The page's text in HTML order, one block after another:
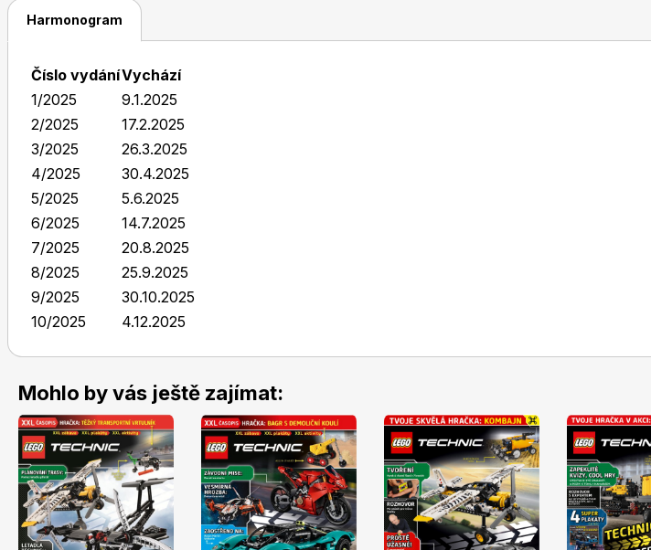
Harmonogram
Číslo vydáníVychází
1/2025
9.1.2025
2/2025
17.2.2025
3/2025
26.3.2025
4/2025
30.4.2025
5/2025
5.6.2025
6/2025
14.7.2025
7/2025
20.8.2025
8/2025
25.9.2025
9/2025
30.10.2025
10/2025
4.12.2025
Mohlo by vás ještě zajímat: